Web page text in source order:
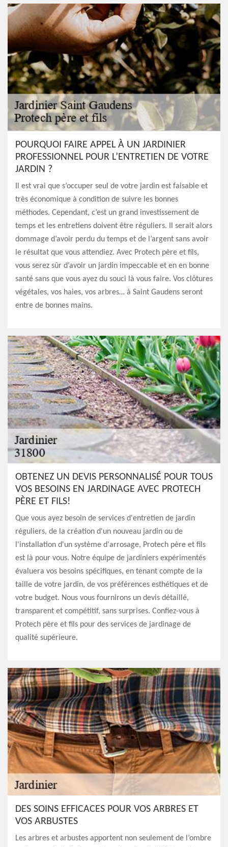
POURQUOI FAIRE APPEL À UN JARDINIER
PROFESSIONNEL POUR L’ENTRETIEN DE VOTRE
JARDIN ?
Il est vrai que s’occuper seul de votre jardin est faisable et
très économique à condition de suivre les bonnes
méthodes. Cependant, c’est un grand investissement de
temps et les entretiens doivent être réguliers. Il serait alors
dommage d’avoir perdu du temps et de l’argent sans avoir
le résultat que vous attendiez. Avec Protech père et fils,
vous serez sûr d’avoir un jardin impeccable et en en bonne
santé sans que vous ayez du souci là vous faire. Vos clôtures
végétales, vos haies, vos arbres… à Saint Gaudens seront
entre de bonnes mains.
OBTENEZ UN DEVIS PERSONNALISÉ POUR TOUS
VOS BESOINS EN JARDINAGE AVEC PROTECH
PÈRE ET FILS!
Que vous ayez besoin de services d'entretien de jardin
réguliers, de la création d'un nouveau jardin ou de
l'installation d'un système d'arrosage, Protech père et fils
est là pour vous. Notre équipe de jardiniers expérimentés
évaluera vos besoins spécifiques, en tenant compte de la
taille de votre jardin, de vos préférences esthétiques et de
votre budget. Nous vous fournirons un devis détaillé,
transparent et compétitif, sans surprises. Confiez-vous à
Protech père et fils pour des services de jardinage de
qualité supérieure.
DES SOINS EFFICACES POUR VOS ARBRES ET
VOS ARBUSTES
Les arbres et arbustes apportent non seulement de l’ombre